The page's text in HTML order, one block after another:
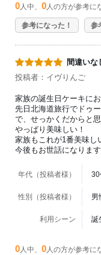
0 人中、 0 人の方が参考に
参考になった！ 参
間違いな
投稿者：イヴりんご
家族の誕生日ケーキに
先日北海道旅行でドゥ
で、せっかくだからと思
やっぱり美味しい！
家族もこれが1番美味し
今後もお世話になります
年代（投稿者様） 30
性別（投稿者様） 男
利用シーン 誕
0 人中、 0 人の方が参考に